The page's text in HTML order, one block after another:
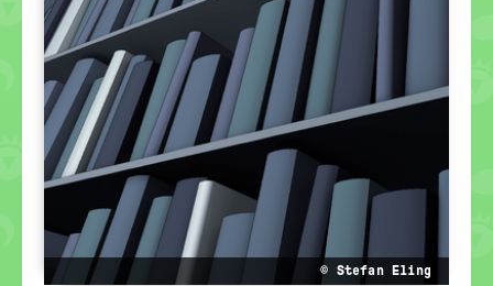
© Stefan Eling